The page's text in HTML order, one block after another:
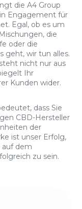
die A4 Group
Engagement für
Egal, ob es um
die
oder die
geht, wir tun alles.
nicht nur aus
Ihr
Kunden wider.
dass Sie
CBD-Hersteller
der
ist unser Erfolg,
auf dem
zu sein.